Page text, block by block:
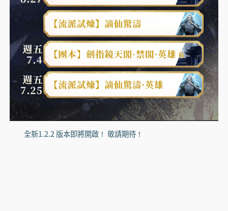
全新1.2.2 版本即將開啟！ 敬請期待！